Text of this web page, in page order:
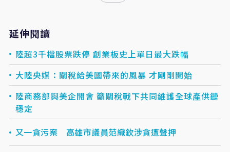
延伸閱讀
陸超3千檔股票跌停 創業板史上單日最大跌幅
大陸央媒：關稅給美國帶來的風暴 才剛剛開始
陸商務部與美企開會 籲關稅戰下共同維護全球產供鏈
穩定
又一貪污案 高雄市議員范織欽涉貪遭聲押